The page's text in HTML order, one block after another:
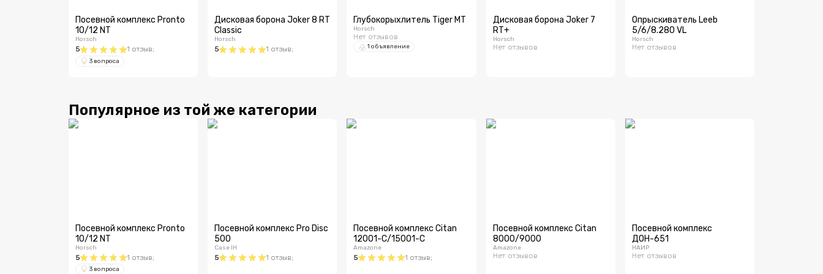
Посевной комплекс Pronto
10/12 NT
Horsch
5 1 отзыв;
3 вопроса
Дисковая борона Joker 8 RT
Classic
Horsch
5 1 отзыв;
Глубокорыхлитель Tiger MT
Horsch
Нет отзывов
1 объявление
Дисковая борона Joker 7
RT+
Horsch
Нет отзывов
Опрыскиватель Leeb
5/6/8.280 VL
Horsch
Нет отзывов
Популярное из той же категории
Посевной комплекс Pronto
10/12 NT
Horsch
5 1 отзыв;
3 вопроса
Посевной комплекс Pro Disc
500
Case IH
5 1 отзыв;
Посевной комплекс Citan
12001-C/15001-C
Amazone
5 1 отзыв;
Посевной комплекс Citan
8000/9000
Amazone
Нет отзывов
Посевной комплекс
ДОН-651
НАИР
Нет отзывов